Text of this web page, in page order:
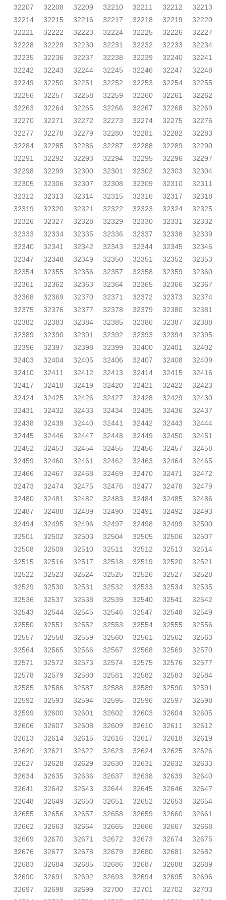
32207
32208 32209 32210 32211 32212
32213
32214
32215 32216 32217 32218 32219
32220
32221
32222 32223 32224 32225 32226
32227
32228
32229 32230 32231 32232 32233
32234
32235
32236 32237 32238 32239 32240
32241
32242
32243 32244 32245 32246 32247
32248
32249
32250 32251 32252 32253 32254
32255
32256
32257 32258 32259 32260 32261
32262
32263
32264 32265 32266 32267 32268
32269
32270
32271 32272 32273 32274 32275
32276
32277
32278 32279 32280 32281 32282
32283
32284
32285 32286 32287 32288 32289
32290
32291
32292 32293 32294 32295 32296
32297
32298
32299 32300 32301 32302 32303
32304
32305
32306 32307 32308 32309 32310
32311
32312
32313 32314 32315 32316 32317
32318
32319
32320 32321 32322 32323 32324
32325
32326
32327 32328 32329 32330 32331
32332
32333
32334 32335 32336 32337 32338
32339
32340
32341 32342 32343 32344 32345
32346
32347
32348 32349 32350 32351 32352
32353
32354
32355 32356 32357 32358 32359
32360
32361
32362 32363 32364 32365 32366
32367
32368
32369 32370 32371 32372 32373
32374
32375
32376 32377 32378 32379 32380
32381
32382
32383 32384 32385 32386 32387
32388
32389
32390 32391 32392 32393 32394
32395
32396
32397 32398 32399 32400 32401
32402
32403
32404 32405 32406 32407 32408
32409
32410
32411 32412 32413 32414 32415
32416
32417
32418 32419 32420 32421 32422
32423
32424
32425 32426 32427 32428 32429
32430
32431
32432 32433 32434 32435 32436
32437
32438
32439 32440 32441 32442 32443
32444
32445
32446 32447 32448 32449 32450
32451
32452
32453 32454 32455 32456 32457
32458
32459
32460 32461 32462 32463 32464
32465
32466
32467 32468 32469 32470 32471
32472
32473
32474 32475 32476 32477 32478
32479
32480
32481 32482 32483 32484 32485
32486
32487
32488 32489 32490 32491 32492
32493
32494
32495 32496 32497 32498 32499
32500
32501
32502 32503 32504 32505 32506
32507
32508
32509 32510 32511 32512 32513
32514
32515
32516 32517 32518 32519 32520
32521
32522
32523 32524 32525 32526 32527
32528
32529
32530 32531 32532 32533 32534
32535
32536
32537 32538 32539 32540 32541
32542
32543
32544 32545 32546 32547 32548
32549
32550
32551 32552 32553 32554 32555
32556
32557
32558 32559 32560 32561 32562
32563
32564
32565 32566 32567 32568 32569
32570
32571
32572 32573 32574 32575 32576
32577
32578
32579 32580 32581 32582 32583
32584
32585
32586 32587 32588 32589 32590
32591
32592
32593 32594 32595 32596 32597
32598
32599
32600 32601 32602 32603 32604
32605
32606
32607 32608 32609 32610 32611
32612
32613
32614 32615 32616 32617 32618
32619
32620
32621 32622 32623 32624 32625
32626
32627
32628 32629 32630 32631 32632
32633
32634
32635 32636 32637 32638 32639
32640
32641
32642 32643 32644 32645 32646
32647
32648
32649 32650 32651 32652 32653
32654
32655
32656 32657 32658 32659 32660
32661
32662
32663 32664 32665 32666 32667
32668
32669
32670 32671 32672 32673 32674
32675
32676
32677 32678 32679 32680 32681
32682
32683
32684 32685 32686 32687 32688
32689
32690
32691 32692 32693 32694 32695
32696
32697
32698 32699 32700 32701 32702
32703